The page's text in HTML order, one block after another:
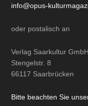
info@opus-
oder postalisch an
Verlag Saarkultur GmbH
Stengelstr. 8
66117 Saarbrücken
Bitte beachten Sie